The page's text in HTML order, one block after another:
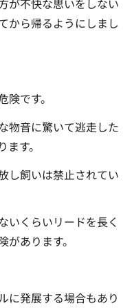
から帰るようにしまし
です。
物音に驚いて逃走した
す。
し飼いは禁止されてい
いくらいリードを長く
あります。
に発展する場合もあり